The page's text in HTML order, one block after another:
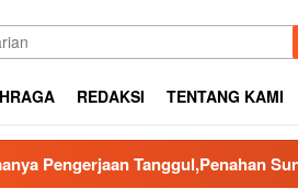
REDAKSI TENTANG KAMI
Sungai Aek Silaga